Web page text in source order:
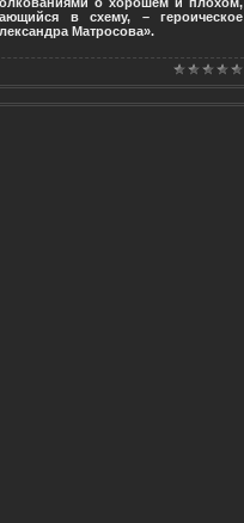
в схему, – героическое
Матросова».